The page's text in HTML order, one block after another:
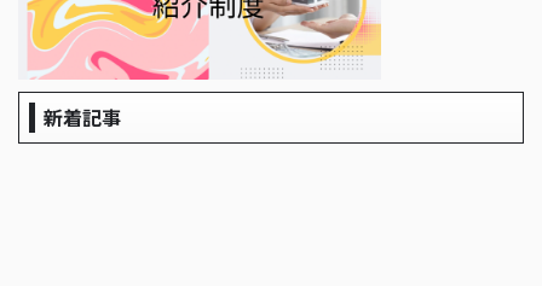
新着記事